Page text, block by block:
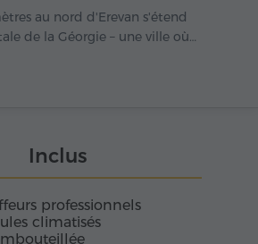
au nord d'Erevan s'étend
de la Géorgie – une ville où
moderne s'unissent dans un
du passé, tandis que ses larges
le souffle du présent.
Inclus
professionnels
climatisés